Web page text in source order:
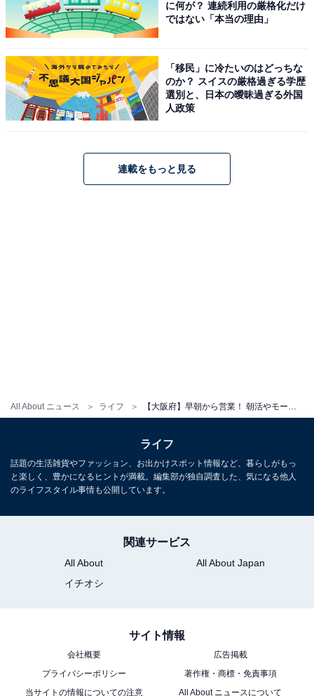
All About ニュース ライフ
「新世界ラジウム温泉」公式Webサイトより
工炭酸泉・電気風呂・日本庭園風の露天風呂が揃いま
す。夜にはライトアップされた通天閣を露天風呂から眺
アクセス：地下鉄堺筋線「恵美須町駅」徒歩3分、JR環
状線「新今宮駅」から徒歩10分
料金
※手ぶらセット（入浴料＋タオル1枚＋バスタオル1枚
【大阪府の人気銭湯】「新世界ラジウム温
泉」は通天閣を望む露天風呂と早朝6時営業
が自慢の施設
に何が？ 連続利用の厳格化だけ
ではない「本当の理由」
「移民」に冷たいのはどっちな
のか？ スイスの厳格過ぎる学歴
選別と、日本の曖昧過ぎる外国
人政策
連載をもっと見る
ライフ
話題の生活雑貨やファッション、お出かけスポット情報など、暮らしがもっ
と楽しく、豊かになるヒントが満載。編集部が独自調査した、気になる他人
のライフスタイル事情も公開しています。
関連サービス
All About
All About Japan
イチオシ
サイト情報
会社概要
広告掲載
プライバシーポリシー
著作権・商標・免責事項
当サイトの情報についての注意
All About ニュースについて